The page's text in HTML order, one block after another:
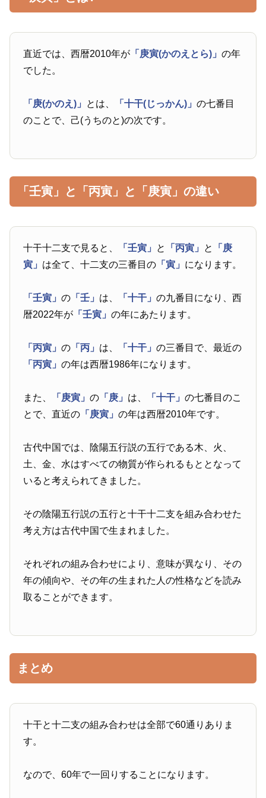
直近では、西暦2010年が 「庚寅(かのえとら)」の年
でした。
「庚(かのえ)」 とは、 「十干(じっかん)」の七番目
のことで、己(うちのと)の次です。
「壬寅」と「丙寅」と「庚寅」の違い
十干十二支で見ると、 「壬寅」 と 「丙寅」 と
「庚
寅」 は全て、十二支の三番目の 「寅」 になります。
「壬寅」の 「壬」 は、 「十干」の九番目になり、西
暦2022年が 「壬寅」の年にあたります。
「丙寅」の 「丙」 は、 「十干」の三番目で、最近の
「丙寅」の年は西暦1986年になります。
また、 「庚寅」の 「庚」 は、 「十干」の七番目のこ
とで、直近の 「庚寅」の年は西暦2010年です。
古代中国では、陰陽五行説の五行である木、火、
土、金、水はすべての物質が作られるもととなって
いると考えられてきました。
その陰陽五行説の五行と十干十二支を組み合わせた
考え方は古代中国で生まれました。
それぞれの組み合わせにより、意味が異なり、その
年の傾向や、その年の生まれた人の性格などを読み
取ることができます。
まとめ
十干と十二支の組み合わせは全部で60通りありま
す。
なので、60年で一回りすることになります。